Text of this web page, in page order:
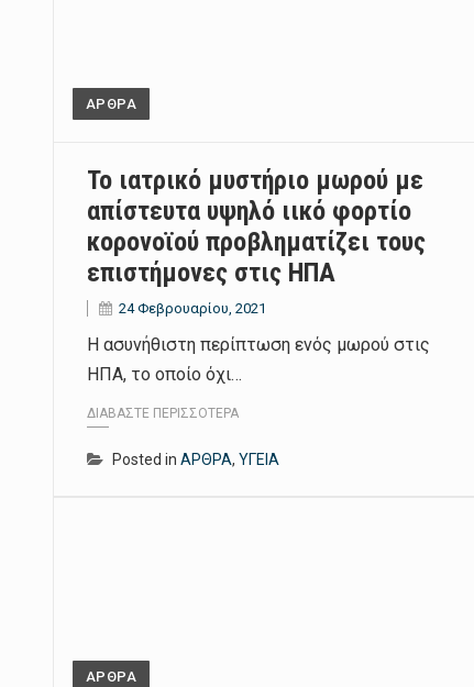
ΑΡΘΡΑ
Το ιατρικό μυστήριο μωρού με
απίστευτα υψηλό ιικό φορτίο
κορονοϊού προβληματίζει τους
επιστήμονες στις ΗΠΑ
24 Φεβρουαρίου, 2021
Η ασυνήθιστη περίπτωση ενός μωρού στις
ΗΠΑ, το οποίο όχι…
ΔΙΑΒΆΣΤΕ ΠΕΡΙΣΣΌΤΕΡΑ
Posted in ΑΡΘΡΑ, ΥΓΕΙΑ
ΑΡΘΡΑ